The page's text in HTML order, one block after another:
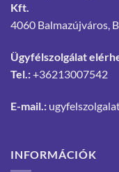
Kft.
4060 Balmazújváros,
Ügyfélszolgálat
Tel.:+36213007542
E-mail.:
INFORMÁCIÓK